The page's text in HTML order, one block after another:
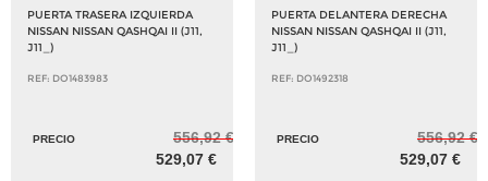
PUERTA TRASERA IZQUIERDA
NISSAN NISSAN QASHQAI II (J11,
J11_)
REF: DO1483983
PRECIO
556,92 €
529,07 €
PUERTA DELANTERA DERECHA
NISSAN NISSAN QASHQAI II (J11,
J11_)
REF: DO1492318
PRECIO
556,92 €
529,07 €